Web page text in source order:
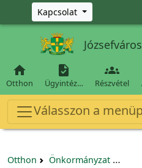
Ugrás a fő tartalomra
Kapcsolat

Otthon

Ügyintéz…

Részvétel
Válasszon a
Otthon Önkormányzat